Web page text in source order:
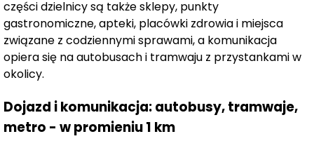
Belgradzkiej 114C. To miejsce sprzyjające wygodnemu
życiu zarówno dla singli, jak i rodzin z dziećmi. Projekt z
pewnością docenią również inwestorzy poszukujący
korzystnej lokaty kapitału.
przystankiem autobusowym i tramwajowym, zapewnia
doskonałą komunikację i sprawny dojazd do różnych
części dzielnicy są także sklepy, punkty
gastronomiczne, apteki, placówki zdrowia i miejsca
związane z codziennymi sprawami, a komunikacja
opiera się na autobusach i tramwaju z przystankami w
okolicy.
Dojazd i komunikacja: autobusy, tramwaje,
metro - w promieniu 1 km